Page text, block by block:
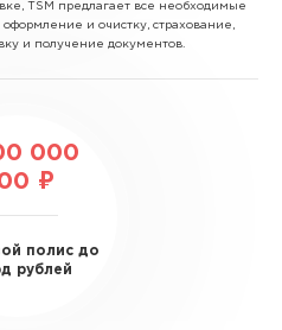
TSM предлагает все необходимые
и очистку, страхование,
и получение документов.
000
₽
полис до
рублей